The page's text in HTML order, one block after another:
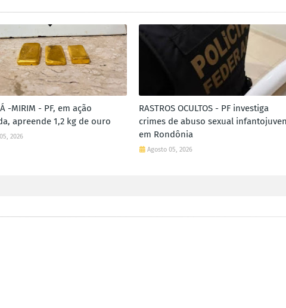
-MIRIM - PF, em ação
apreende 1,2 kg de ouro
2026
RASTROS OCULTOS - PF investiga
crimes de abuso sexual
em Rondônia
Agosto 05, 2026